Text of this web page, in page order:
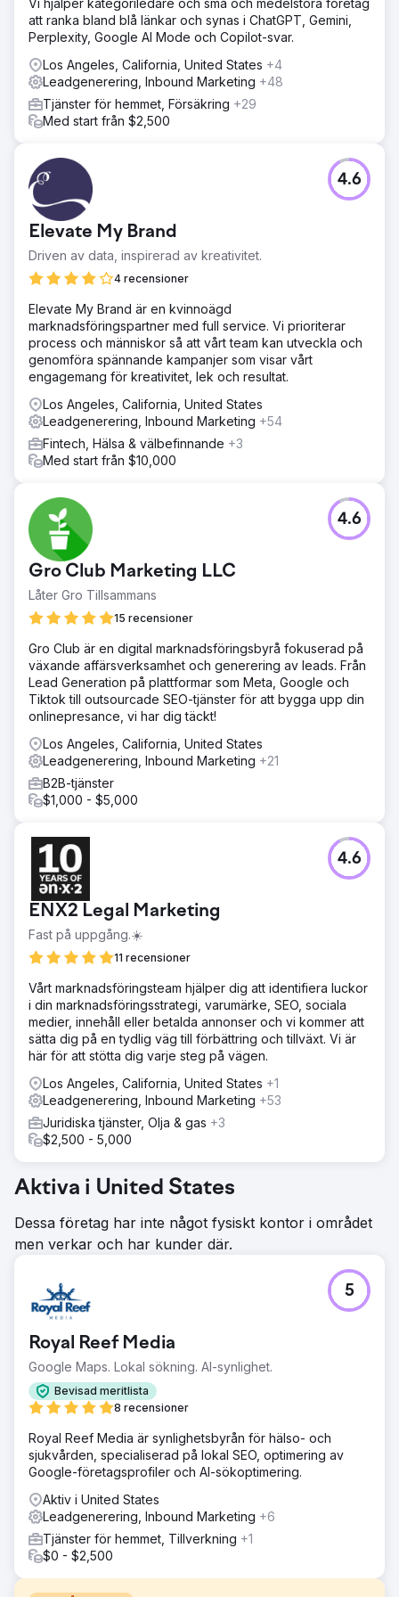
Gå till byråsida
att ranka bland blå länkar och synas i ChatGPT, Gemini,
Perplexity, Google AI Mode och Copilot-svar.
Los Angeles, California, United States +4
Leadgenerering, Inbound Marketing +48
Tjänster för hemmet, Försäkring +29
Med start från $2,500
Elevate My Brand
Driven av data, inspirerad av kreativitet.
4 recensioner
4.6
Elevate My Brand är en kvinnoägd
marknadsföringspartner med full service. Vi prioriterar
process och människor så att vårt team kan utveckla och
genomföra spännande kampanjer som visar vårt
engagemang för kreativitet, lek och resultat.
Los Angeles, California, United States
Leadgenerering, Inbound Marketing +54
Fintech, Hälsa & välbefinnande +3
Med start från $10,000
Gro Club Marketing LLC
Låter Gro Tillsammans
15 recensioner
4.6
Gro Club är en digital marknadsföringsbyrå fokuserad på
växande affärsverksamhet och generering av leads. Från
Lead Generation på plattformar som Meta, Google och
Tiktok till outsourcade SEO-tjänster för att bygga upp din
onlinepresance, vi har dig täckt!
Los Angeles, California, United States
Leadgenerering, Inbound Marketing +21
B2B-tjänster
$1,000 - $5,000
ENX2 Legal Marketing
Fast på uppgång.☀️
11 recensioner
4.6
Vårt marknadsföringsteam hjälper dig att identifiera luckor
i din marknadsföringsstrategi, varumärke, SEO, sociala
medier, innehåll eller betalda annonser och vi kommer att
sätta dig på en tydlig väg till förbättring och tillväxt. Vi är
här för att stötta dig varje steg på vägen.
Los Angeles, California, United States +1
Leadgenerering, Inbound Marketing +53
Juridiska tjänster, Olja & gas +3
$2,500 - 5,000
Aktiva i United States
Dessa företag har inte något fysiskt kontor i området
men verkar och har kunder där.
Royal Reef Media
Google Maps. Lokal sökning. AI-synlighet.
Bevisad meritlista
8 recensioner
5
Royal Reef Media är synlighetsbyrån för hälso- och
sjukvården, specialiserad på lokal SEO, optimering av
Google-företagsprofiler och AI-sökoptimering.
Aktiv i United States
Leadgenerering, Inbound Marketing +6
Tjänster för hemmet, Tillverkning +1
$0 - $2,500